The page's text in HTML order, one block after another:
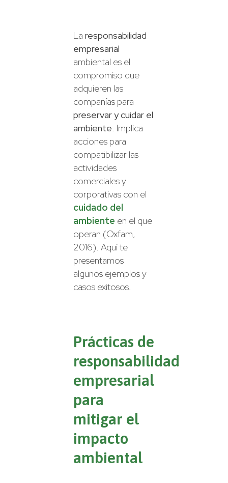
La responsabilidad
empresarial
ambiental es el
compromiso que
adquieren las
compañías para
preservar y cuidar el
ambiente. Implica
acciones para
compatibilizar las
actividades
comerciales y
corporativas con el
cuidado del
ambiente en el que
operan (Oxfam,
2016). Aquí te
presentamos
algunos ejemplos y
casos exitosos.
Prácticas de
responsabilidad
empresarial
para
mitigar el
impacto
ambiental